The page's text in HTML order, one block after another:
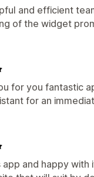
and efficient
of the widget
for you fantastic
for an
app and happy